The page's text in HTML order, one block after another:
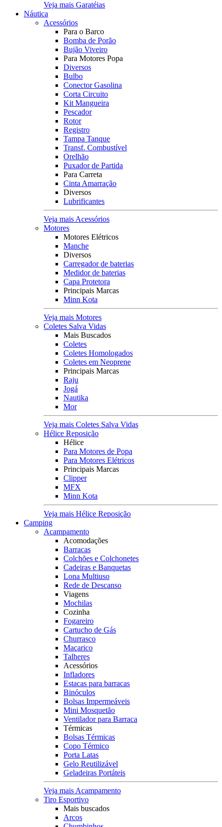
Veja mais Garatéias
Náutica
Acessórios
Para o Barco
Bomba de Porão
Bujão Viveiro
Para Motores Popa
Diversos
Bulbo
Conector Gasolina
Corta Circuito
Kit Mangueira
Pescador
Rotor
Registro
Tampa Tanque
Transf. Combustível
Orelhão
Puxador de Partida
Para Carreta
Cinta Amarração
Diversos
Lubrificantes
Veja mais Acessórios
Motores
Motores Elétricos
Manche
Diversos
Carregador de baterias
Medidor de baterias
Capa Protetora
Principais Marcas
Minn Kota
Veja mais Motores
Coletes Salva Vidas
Mais Buscados
Coletes
Coletes Homologados
Coletes em Neoprene
Principais Marcas
Raju
Jogá
Nautika
Mor
Veja mais Coletes Salva Vidas
Hélice Reposição
Hélice
Para Motores de Popa
Para Motores Elétricos
Principais Marcas
Clipper
MFX
Minn Kota
Veja mais Hélice Reposição
Camping
Acampamento
Acomodações
Barracas
Colchões e Colchonetes
Cadeiras e Banquetas
Lona Multiuso
Rede de Descanso
Viagens
Mochilas
Cozinha
Fogareiro
Cartucho de Gás
Churrasco
Maçarico
Talheres
Acessórios
Infladores
Estacas para barracas
Binóculos
Bolsas Impermeáveis
Mini Mosquetão
Ventilador para Barraca
Térmicas
Bolsas Térmicas
Copo Térmico
Porta Latas
Gelo Reutilizável
Geladeiras Portáteis
Veja mais Acampamento
Tiro Esportivo
Mais buscados
Arcos